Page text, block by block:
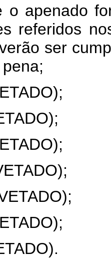
o apenado
referidos
ser